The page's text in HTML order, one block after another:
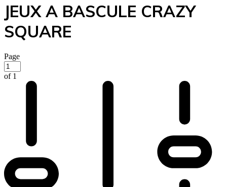
JEUX A BASCULE CRAZY
SQUARE
Page
of 1